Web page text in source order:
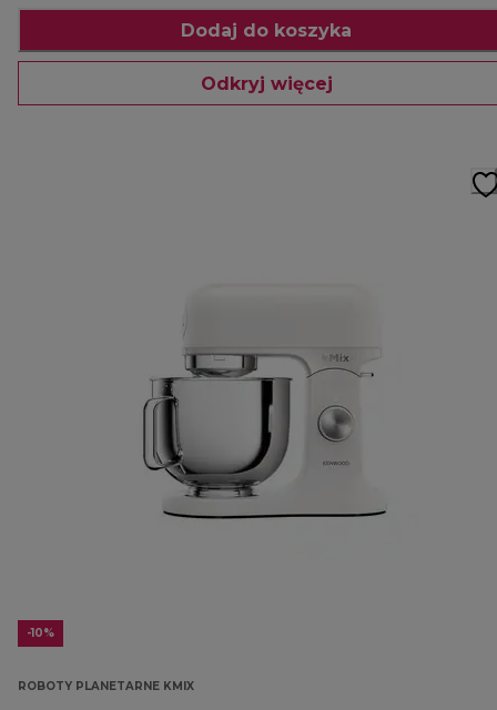
Dodaj do koszyka
Odkryj więcej
-10%
ROBOTY PLANETARNE KMIX